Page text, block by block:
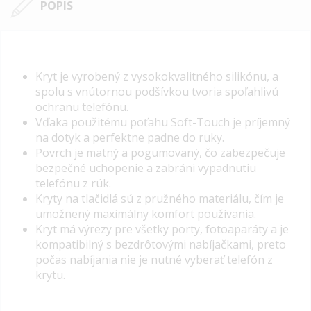
POPIS
Kryt je vyrobený z vysokokvalitného silikónu, a
spolu s vnútornou podšívkou tvoria spoľahlivú
ochranu telefónu.
Vďaka použitému poťahu Soft-Touch je príjemný
na dotyk a perfektne padne do ruky.
Povrch je matný a pogumovaný, čo zabezpečuje
bezpečné uchopenie a zabráni vypadnutiu
telefónu z rúk.
Kryty na tlačidlá sú z pružného materiálu, čím je
umožnený maximálny komfort používania.
Kryt má výrezy pre všetky porty, fotoaparáty a je
kompatibilný s bezdrôtovými nabíjačkami, preto
počas nabíjania nie je nutné vyberať telefón z
krytu.